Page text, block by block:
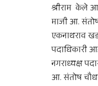
श्रीराम केले
माजी आ.
एकनाथराव
पदाधिकारी
नगराध्यक्ष
आ. संतोष